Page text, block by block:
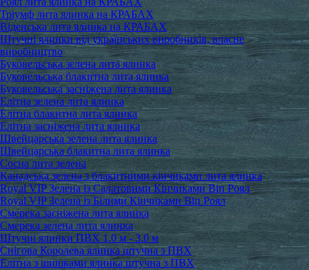
Тріумф лита ялинка на КРАБАХ
Віденська лита ялинка на КРАБАХ
Штучні ялинки від українських виробників, власне
виробництво
Буковельська зелена лита ялинка
Буковельська блакитна лита ялинка
Буковельська засніжена лита ялинка
Елітна зелена лита ялинка
Елітна блакитна лита ялинка
Елітна засніжена лита ялинка
Швейцарська зелена лита ялинка
Швейцарська блакитна лита ялинка
Сосна лита зелена
Канадська зелена з блакитними кінчиками лита ялинка
Royal VIP Зелена із Салатовими Кінчиками Віп Роял
Royal VIP Зелена із Білими Кінчиками Віп Роял
Смерека засніжена лита ялинка
Смерека зелена лита ялинка
Штучні ялинки ПВХ 1.0 м - 3.0 м
Снігова Королева ялинка штучна з ПВХ
Елітна з шишками ялинка штучна з ПВХ